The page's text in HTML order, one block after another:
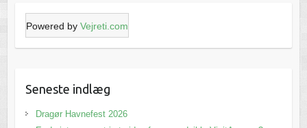
Powered by Vejreti.com
Seneste indlæg
Dragør Havnefest 2026